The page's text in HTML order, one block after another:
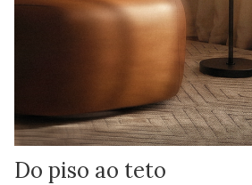
Do piso ao teto